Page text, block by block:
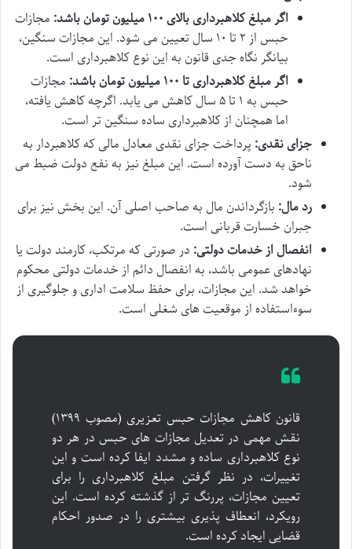
اگر مبلغ کلاهبرداری بالای ۱۰۰ میلیون تومان باشد:
مجازات
حبس از ۲ تا ۱۰ سال تعیین می شود. این مجازات سنگین،
بیانگر نگاه جدی قانون به این نوع کلاهبرداری است.
اگر مبلغ کلاهبرداری تا ۱۰۰ میلیون تومان باشد:
مجازات
حبس به ۱ تا ۵ سال کاهش می یابد. اگرچه کاهش یافته،
اما همچنان از کلاهبرداری ساده سنگین تر است.
جزای نقدی: پرداخت جزای نقدی معادل مالی که کلاهبردار به
ناحق به دست آورده است. این مبلغ نیز به نفع دولت ضبط می
شود.
رد مال: بازگرداندن مال به صاحب اصلی آن. این بخش نیز برای
جبران خسارت قربانی است.
انفصال از خدمات دولتی: در صورتی که مرتکب، کارمند دولت یا
نهادهای عمومی باشد، به انفصال دائم از خدمات دولتی محکوم
خواهد شد. این مجازات، برای حفظ سلامت اداری و جلوگیری از
سوءاستفاده از موقعیت های شغلی است.
قانون کاهش مجازات حبس تعزیری (مصوب ۱۳۹۹)
نقش مهمی در تعدیل مجازات های حبس در هر دو
نوع کلاهبرداری ساده و مشدد ایفا کرده است و این
تغییرات، در نظر گرفتن مبلغ کلاهبرداری را برای
تعیین مجازات، پررنگ تر از گذشته کرده است. این
رویکرد، انعطاف پذیری بیشتری را در صدور احکام
قضایی ایجاد کرده است.